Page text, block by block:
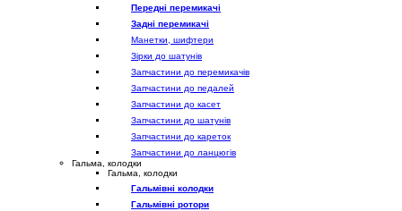
Передні перемикачі
Задні перемикачі
Манетки, шифтери
Зірки до шатунів
Запчастини до перемикачів
Запчастини до педалей
Запчастини до касет
Запчастини до шатунів
Запчастини до кареток
Запчастини до ланцюгів
Гальма, колодки
Гальма, колодки
Гальмівні колодки
Гальмівні ротори